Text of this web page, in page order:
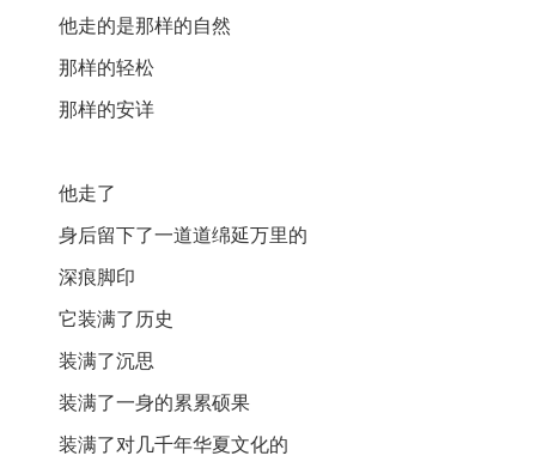
他走的是那样的自然
那样的轻松
那样的安详
他走了
身后留下了一道道绵延万里的
深痕脚印
它装满了历史
装满了沉思
装满了一身的累累硕果
装满了对几千年华夏文化的